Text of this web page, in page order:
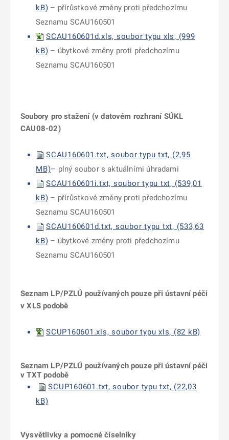
kB) – přírůstkové změny proti předchozímu
Seznamu SCAU160501
SCAU160601d.xls, soubor typu xls, (999
kB) – úbytkové změny proti předchozímu
Seznamu SCAU160501
Soubory pro stažení (v datovém rozhraní SÚKL
CAU08-02)
SCAU160601.txt, soubor typu txt, (2,95
MB)– plný soubor s aktuálními úhradami
SCAU160601i.txt, soubor typu txt, (539,01
kB) – přírůstkové změny proti předchozímu
Seznamu SCAU160501
SCAU160601d.txt, soubor typu txt, (533,63
kB) – úbytkové změny proti předchozímu
Seznamu SCAU160501
Seznam LP/PZLÚ používaných pouze při ústavní péči
v XLS podobě
SCUP160601.xls, soubor typu xls, (82 kB)
Seznam LP/PZLÚ používaných pouze při ústavní péči
v TXT podobě
SCUP160601.txt, soubor typu txt, (22,03
kB)
Vysvětlivky a pomocné číselníky